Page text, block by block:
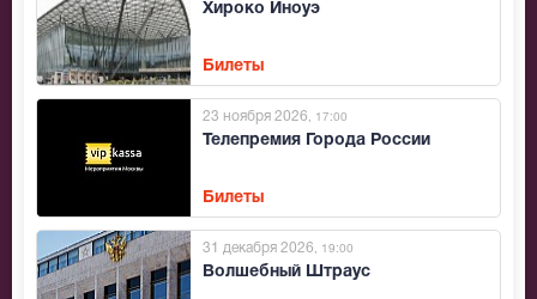
Хироко Иноуэ
Билеты
Телепремия Города России
23 ноября 2026 , 17:00
Билеты
Волшебный Штраус
31 декабря 2026 , 19:00